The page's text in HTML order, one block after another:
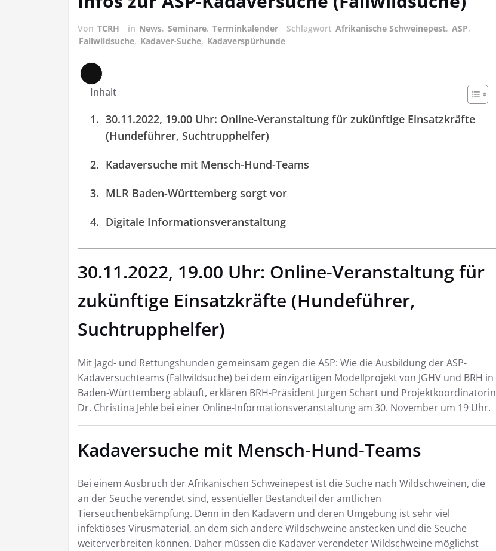
Von TCRH in News, Seminare, Terminkalender Schlagwort Afrikanische Schweinepest, ASP,
Fallwildsuche, Kadaver-Suche, Kadaverspürhunde
Lange
Beschreibung
Inhalt
30.11.2022, 19.00 Uhr: Online-Veranstaltung für zukünftige Einsatzkräfte
(Hundeführer, Suchtrupphelfer)
Kadaversuche mit Mensch-Hund-Teams
MLR Baden-Württemberg sorgt vor
Digitale Informationsveranstaltung
30.11.2022, 19.00 Uhr: Online-Veranstaltung für
zukünftige Einsatzkräfte (Hundeführer,
Suchtrupphelfer)
Mit Jagd- und Rettungshunden gemeinsam gegen die ASP: Wie die Ausbildung der ASP-
Kadaversuchteams (Fallwildsuche) bei dem einzigartigen Modellprojekt von JGHV und BRH in
Baden-Württemberg abläuft, erklären BRH-Präsident Jürgen Schart und Projektkoordinatorin
Dr. Christina Jehle bei einer Online-Informationsveranstaltung am 30. November um 19 Uhr.
Kadaversuche mit Mensch-Hund-Teams
Bei einem Ausbruch der Afrikanischen Schweinepest ist die Suche nach Wildschweinen, die
an der Seuche verendet sind, essentieller Bestandteil der amtlichen
Tierseuchenbekämpfung. Denn in den Kadavern und deren Umgebung ist sehr viel
infektiöses Virusmaterial, an dem sich andere Wildschweine anstecken und die Seuche
weiterverbreiten können. Daher müssen die Kadaver verendeter Wildschweine möglichst